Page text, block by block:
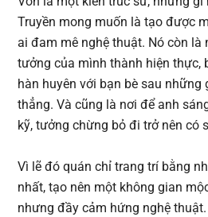
Truyền mong muốn là tạo được
ai đam mê nghệ thuật. Nó còn là
tưởng của mình thành hiện thực,
hàn huyên với bạn bè sau những
thẳng. Và cũng là nơi để anh
kỹ, tưởng chừng bỏ đi trở nên có
Vì lẽ đó quán chỉ trang trí bằng
nhất, tạo nên một không gian
nhưng đầy cảm hứng nghệ